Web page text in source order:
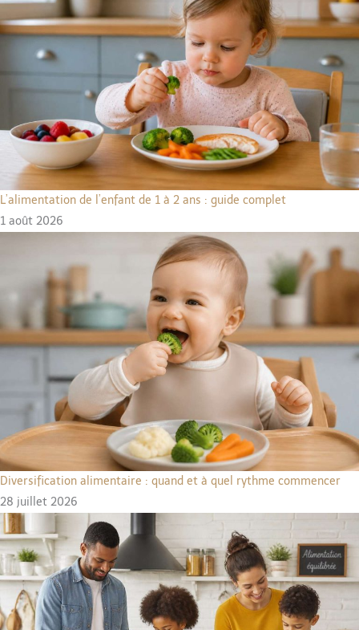
L’alimentation de l’enfant de 1 à 2 ans : guide complet
1 août 2026
Diversification alimentaire : quand et à quel rythme commencer
28 juillet 2026